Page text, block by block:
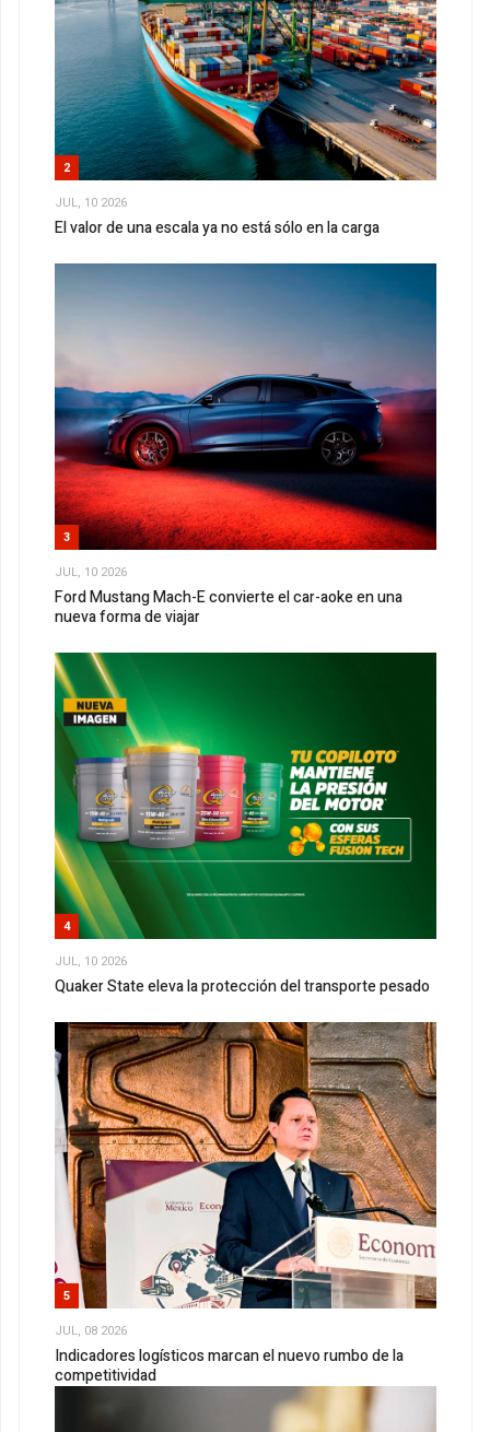
2
JUL, 10 2026
El valor de una escala ya no está sólo en la carga
3
JUL, 10 2026
Ford Mustang Mach-E convierte el car-aoke en una
nueva forma de viajar
4
JUL, 10 2026
Quaker State eleva la protección del transporte pesado
5
JUL, 08 2026
Indicadores logísticos marcan el nuevo rumbo de la
competitividad